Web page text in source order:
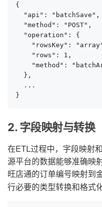
{
  "api": "batchSave",
  "method": "POST",
  "operation": {
"rowsKey":
    "rows": 1,
"method":
  },
  ...
}
2. 字段映射与转换
在ETL过程中，字段映射
源平台的数据能够准确映
旺店通的订单编号映射到
行必要的类型转换和格式